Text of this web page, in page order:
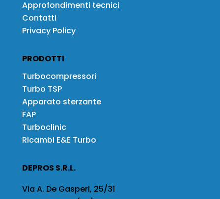
Approfondimenti tecnici
Contatti
Privacy Policy
PRODOTTI
Turbocompressori
Turbo TSP
Apparato sterzante
FAP
Turboclinic
Ricambi E&E Turbo
DEPROS S.R.L.
Via A. De Gasperi, 25/31